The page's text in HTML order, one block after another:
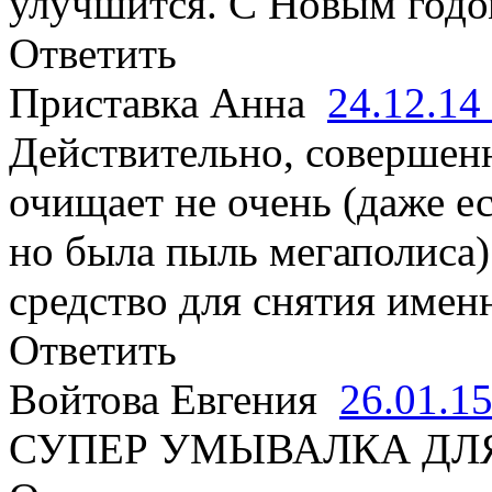
Ответить
Приставка Анна 24.12.14
Действительно,
очищает не очень (даже
но была пыль
средство для снятия
Ответить
Войтова Евгения
СУПЕР УМЫВАЛКА